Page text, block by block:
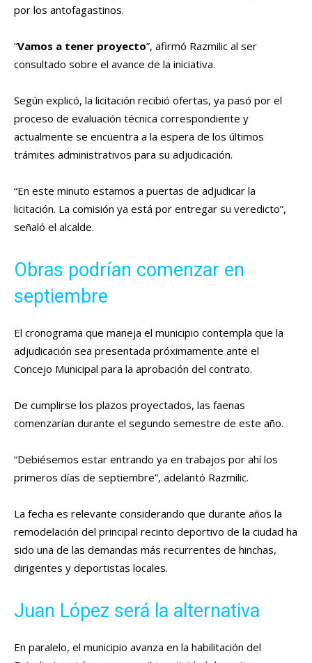
por los antofagastinos.
“Vamos a tener proyecto”, afirmó Razmilic al ser
consultado sobre el avance de la iniciativa.
Según explicó, la licitación recibió ofertas, ya pasó por el
proceso de evaluación técnica correspondiente y
actualmente se encuentra a la espera de los últimos
trámites administrativos para su adjudicación.
“En este minuto estamos a puertas de adjudicar la
licitación. La comisión ya está por entregar su veredicto”,
señaló el alcalde.
Obras podrían comenzar en
septiembre
El cronograma que maneja el municipio contempla que la
adjudicación sea presentada próximamente ante el
Concejo Municipal para la aprobación del contrato.
De cumplirse los plazos proyectados, las faenas
comenzarían durante el segundo semestre de este año.
“Debiésemos estar entrando ya en trabajos por ahí los
primeros días de septiembre”, adelantó Razmilic.
La fecha es relevante considerando que durante años la
remodelación del principal recinto deportivo de la ciudad ha
sido una de las demandas más recurrentes de hinchas,
dirigentes y deportistas locales.
Juan López será la alternativa
En paralelo, el municipio avanza en la habilitación del